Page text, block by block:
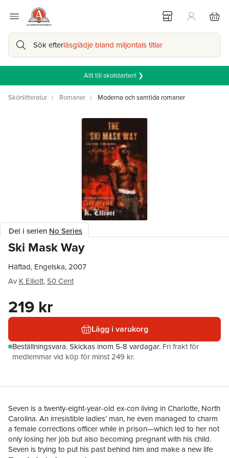
Sök efterläsglädje bland miljontals titlar
Allt till skolstarten! ❯
Skönlitteratur Romaner Moderna och samtida romaner
Del i serien No Series
Ski Mask Way
Häftad, Engelska, 2007
Av K Elliott, 50 Cent
219 kr
Lägg i varukorg
Beställningsvara.Skickas inom 5-8 vardagar. Fri frakt för
medlemmar vid köp för minst 249 kr.
Seven is a twenty-eight-year-old ex-con living in Charlotte, North
Carolina. An irresistible ladies’ man, he even managed to charm
a female corrections officer while in prison—which led to her not
only losing her job but also becoming pregnant with his child.
Seven is trying to put his past behind him and make a new life